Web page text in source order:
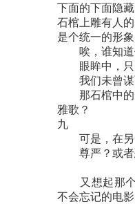
下面的下面隐
石棺上雕有人
是个统一的形象
唉，谁知道
眼眸中，只
我们未曾谋
那石棺中的
雅歌？
九
可是，在另
尊严？或者
又想起那个
不会忘记的电影